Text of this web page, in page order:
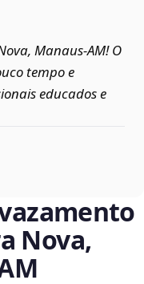
Manaus‑AM! O
tempo e
educados e
Nova,